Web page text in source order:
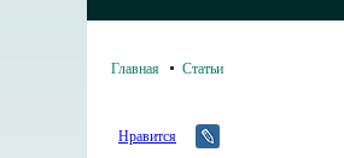
Главная Статьи
Нравится